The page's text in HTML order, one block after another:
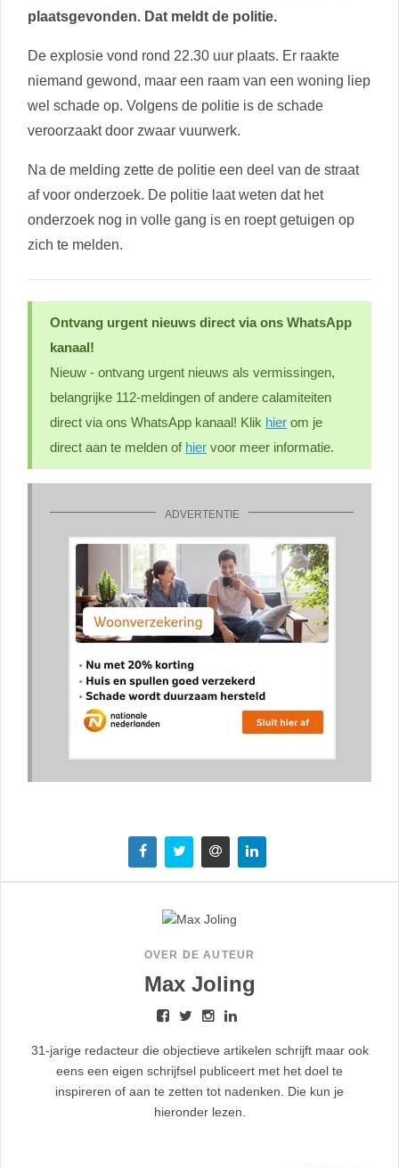
plaatsgevonden. Dat meldt de politie.
De explosie vond rond 22.30 uur plaats. Er raakte
niemand gewond, maar een raam van een woning liep
wel schade op. Volgens de politie is de schade
veroorzaakt door zwaar vuurwerk.
Na de melding zette de politie een deel van de straat
af voor onderzoek. De politie laat weten dat het
onderzoek nog in volle gang is en roept getuigen op
zich te melden.
Ontvang urgent nieuws direct via ons WhatsApp
kanaal!
Nieuw - ontvang urgent nieuws als vermissingen,
belangrijke 112-meldingen of andere calamiteiten
direct via ons WhatsApp kanaal! Klik hier om je
direct aan te melden of hier voor meer informatie.
OVER DE AUTEUR
Max Joling
31-jarige redacteur die objectieve artikelen schrijft maar ook
eens een eigen schrijfsel publiceert met het doel te
inspireren of aan te zetten tot nadenken. Die kun je
hieronder lezen.